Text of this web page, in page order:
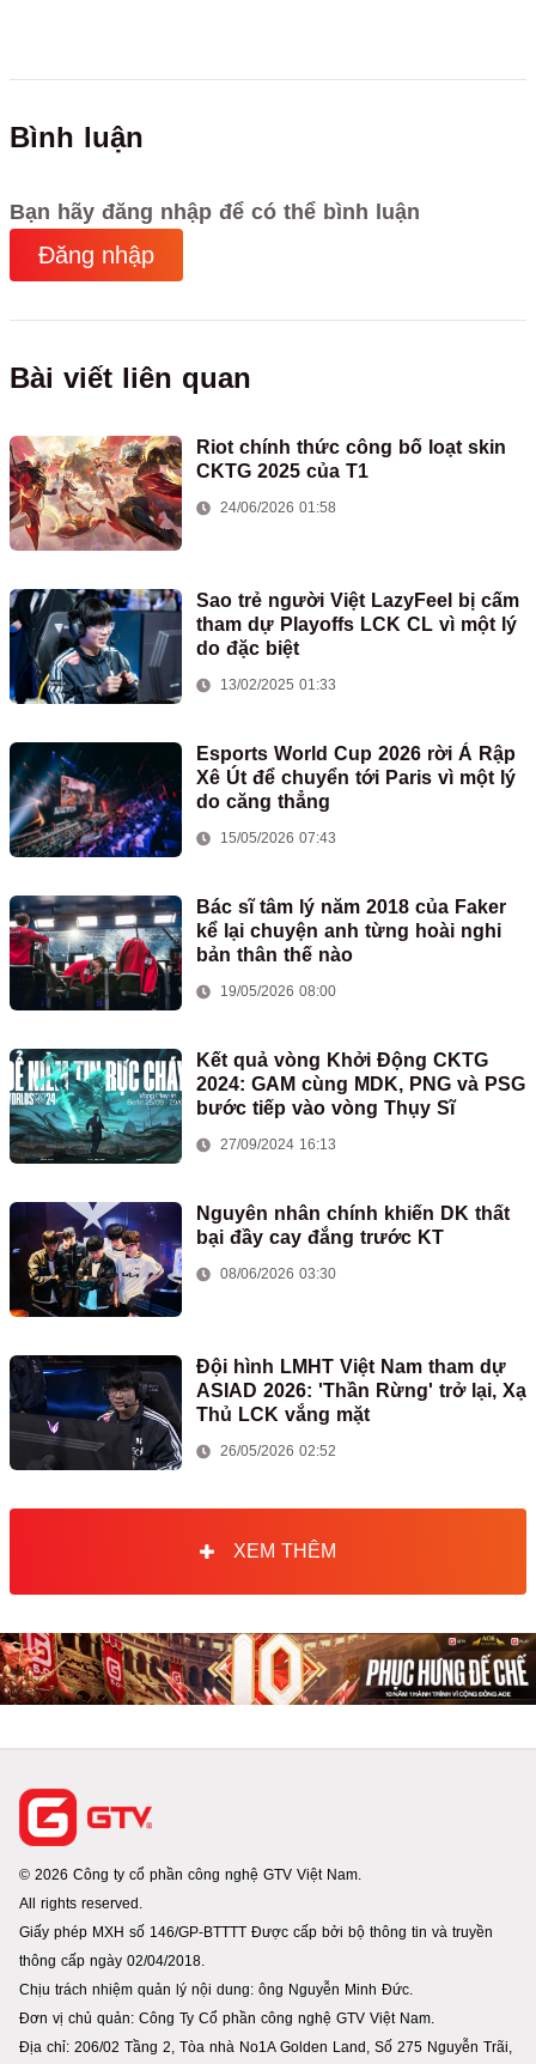
Bình luận
Bạn hãy đăng nhập để có thể bình luận
Đăng nhập
Bài viết liên quan
Riot chính thức công bố loạt skin
CKTG 2025 của T1
24/06/2026 01:58
Sao trẻ người Việt LazyFeel bị cấm
tham dự Playoffs LCK CL vì một lý
do đặc biệt
13/02/2025 01:33
Esports World Cup 2026 rời Ả Rập
Xê Út để chuyển tới Paris vì một lý
do căng thẳng
15/05/2026 07:43
Bác sĩ tâm lý năm 2018 của Faker
kể lại chuyện anh từng hoài nghi
bản thân thế nào
19/05/2026 08:00
Kết quả vòng Khởi Động CKTG
2024: GAM cùng MDK, PNG và PSG
bước tiếp vào vòng Thụy Sĩ
27/09/2024 16:13
Nguyên nhân chính khiến DK thất
bại đầy cay đắng trước KT
08/06/2026 03:30
Đội hình LMHT Việt Nam tham dự
ASIAD 2026: 'Thần Rừng' trở lại, Xạ
Thủ LCK vắng mặt
26/05/2026 02:52
XEM THÊM
© 2026 Công ty cổ phần công nghệ GTV Việt Nam.
All rights reserved.
Giấy phép MXH số 146/GP-BTTTT Được cấp bởi bộ thông tin và truyền
thông cấp ngày 02/04/2018.
Chịu trách nhiệm quản lý nội dung: ông Nguyễn Minh Đức.
Đơn vị chủ quản: Công Ty Cổ phần công nghệ GTV Việt Nam.
Địa chỉ: 206/02 Tầng 2, Tòa nhà No1A Golden Land, Số 275 Nguyễn Trãi,